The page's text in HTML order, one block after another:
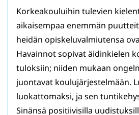
Korkeakouluihin tulevien
aikaisempaa enemmän
heidän opiskeluvalmiutensa
Havainnot sopivat äidinkielen
tuloksiin; niiden mukaan
juontavat koulujärjestelmään.
luokattomaksi, ja sen
Sinänsä positiivisilla